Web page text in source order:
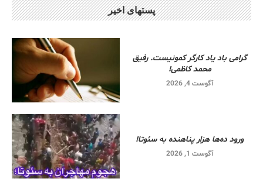
پستهای اخیر
گرامی باد یاد کارگر کمونیست. رفیق
محمد کاظمی!
آگوست 4, 2026
ورود ده‌ها هزار پناهنده به سئوتا!
آگوست 1, 2026